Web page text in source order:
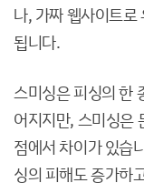
나, 가짜 웹사이트로
됩니다.
스미싱은 피싱의 한
어지지만, 스미싱은
점에서 차이가 있습
싱의 피해도 증가하